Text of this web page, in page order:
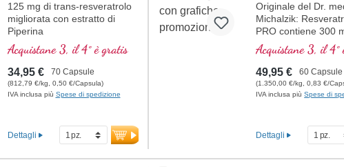
125 mg di trans-resveratrolo
migliorata con estratto di
Piperina
Acquistane 3, il 4° è gratis
34,95 € 70 Capsule
(812,79 €/kg, 0,50 €/Capsula)
IVA inclusa più Spese di spedizione
Dettagli
Originale del Dr.
Michalzik:
PRO contiene 300
estratto di
Polygonum
mg di piperina per
giornaliera (1
Questo estratto di
è privo di alluminio.
Acquistane 3, il 4°
49,95 € 60 Capsule
(1.350,00 €/kg, 0,83 €/
IVA inclusa piùSpese di
Dettagli